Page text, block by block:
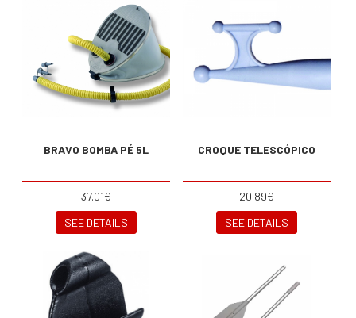
BRAVO BOMBA PÉ 5L
37.01€
SEE DETAILS
CROQUE TELESCÓPICO
20.89€
SEE DETAILS